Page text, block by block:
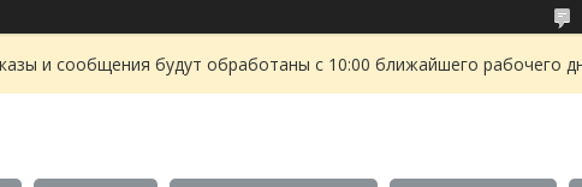
и сообщения будут обработаны с 10:00 ближайшего рабочего